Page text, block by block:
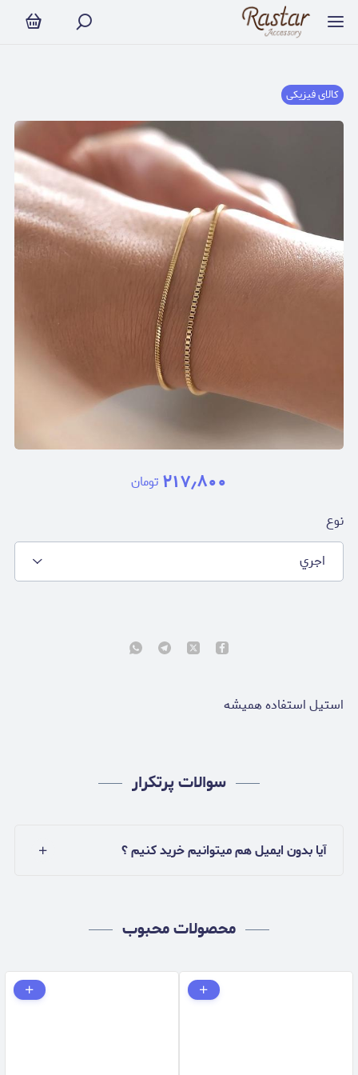
کالای فیزیکی
۲۱۷٫۸۰۰ تومان
نوع
اجري
استيل استفاده هميشه
سوالات پرتکرار
آیا بدون ایمیل هم میتوانیم خرید کنیم ؟
محصولات محبوب